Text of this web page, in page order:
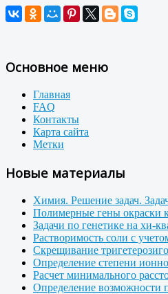
Основное меню
Главная
FAQ
Контакты
Карта сайта
Метки
Новые материалы
Химия. Решение задач.
Полимерные гены окраски
Задачи по генетике на хи-
Растворимость соли с
Скрещивание
Определение степени
Расчет минимального
Определение возможности